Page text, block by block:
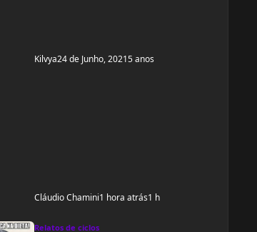
Kilvya24 de Junho, 20215 anos
Cláudio Chamini1 hora atrás1 h
Relatos de ciclos